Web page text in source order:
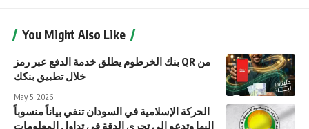
You Might Also Like
بنك الخرطوم يطلق خدمة الدفع عبر رمز QR من
خلال تطبيق بنكك
May 5, 2026
الحركة الإسلامية في السودان تنفي بياناً منسوباً
إليها وتدعو إلى تحري الدقة في تداول المعلومات